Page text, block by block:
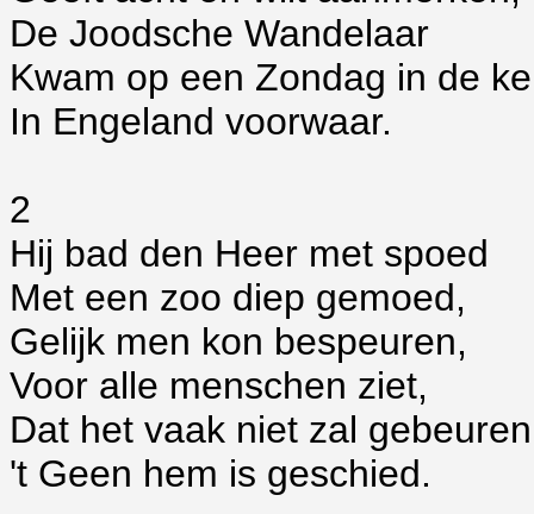
De Joodsche Wandelaar
Kwam op een Zondag in de
In Engeland voorwaar.
2
Hij bad den Heer met spoed
Met een zoo diep gemoed,
Gelijk men kon bespeuren,
Voor alle menschen ziet,
Dat het vaak niet zal
't Geen hem is geschied.